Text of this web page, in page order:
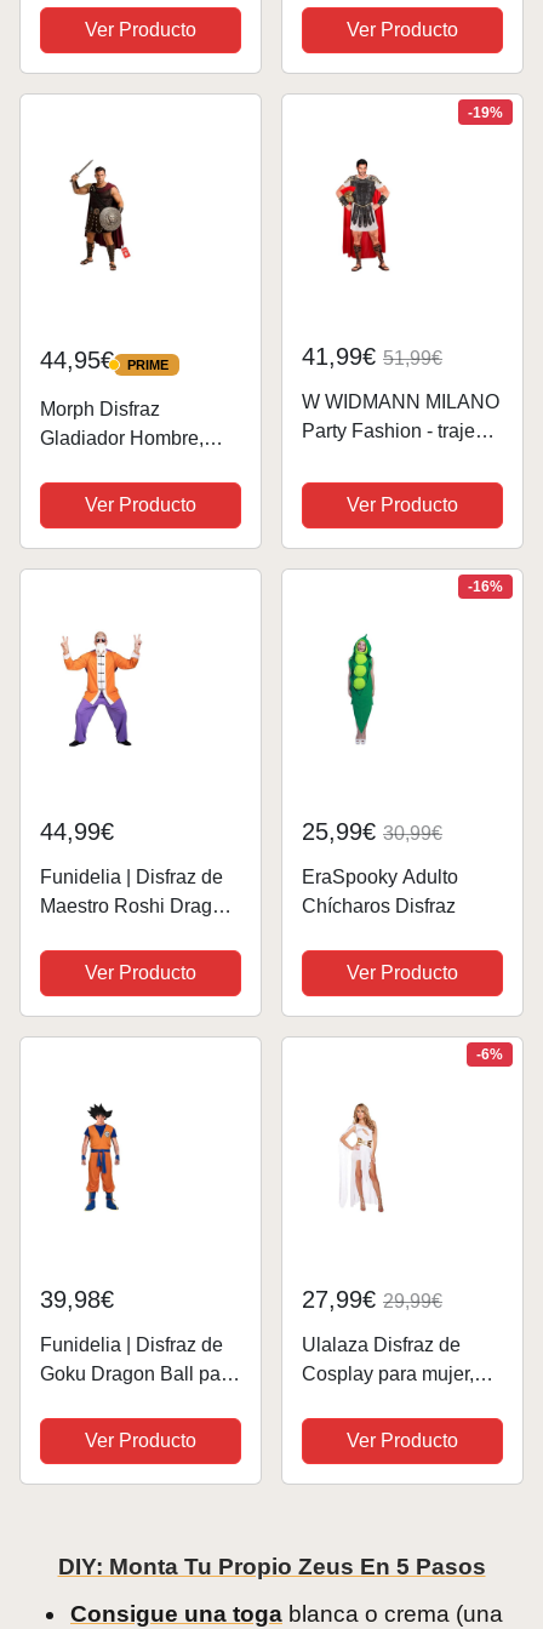
Ver Producto
para Niños con Mantón
Azul, Disfraz Griego
Niño Romano,
Disfraces Carnaval
Ver Producto
44,95€ PRIME
PRIME
Morph Disfraz
Gladiador Hombre,
Disfraz
Legionario,Disfraz
Romano
Carnaval Hombre Talla
Ver Producto
-19%
41,99€ 51,99€
W WIDMANN MILANO
Party Fashion - traje
guerrero, soldado,
gladiador, disfraces de
carnaval, carnaval
Ver Producto
44,99€
Funidelia | Disfraz de
Maestro Roshi Dragon
de Dragón, Manga,
Saiyan - Disfraz para
adultos y divertidos
Ver Producto
-16%
25,99€ 30,99€
EraSpooky Adulto
Chícharos Disfraz
Ver Producto
39,98€
Funidelia | Disfraz de
Goku Dragon Ball para
Bola de Dragón,
Manga, disfraz de
despedida de soltero -
Ver Producto
-6%
27,99€ 29,99€
Ulalaza Disfraz de
Cosplay para mujer,
griega, Guerrero
romano antiguo,
uniforme, atuendo para
Ver Producto
DIY: Monta Tu Propio Zeus En 5 Pasos
Consigue una toga blanca o crema (una